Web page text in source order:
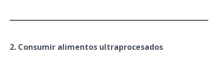
2. Consumir alimentos ultraprocesados